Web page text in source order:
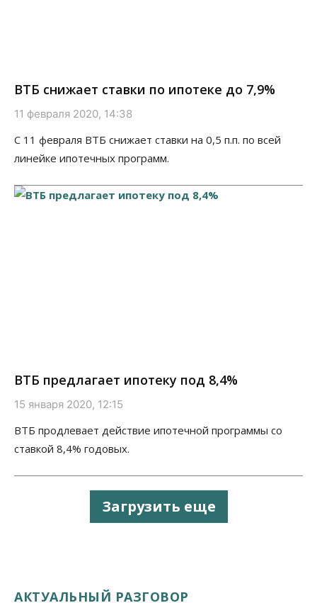
ВТБ снижает ставки по ипотеке до 7,9%
11 февраля 2020, 14:38
С 11 февраля ВТБ снижает ставки на 0,5 п.п. по всей
линейке ипотечных программ.
ВТБ предлагает ипотеку под 8,4%
15 января 2020, 12:15
ВТБ продлевает действие ипотечной программы со
ставкой 8,4% годовых.
Загрузить еще
АКТУАЛЬНЫЙ РАЗГОВОР